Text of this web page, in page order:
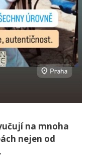
na mnoha
nejen od